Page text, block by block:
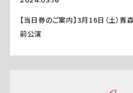
【当日券のご案内】3月16日（土）
前公演